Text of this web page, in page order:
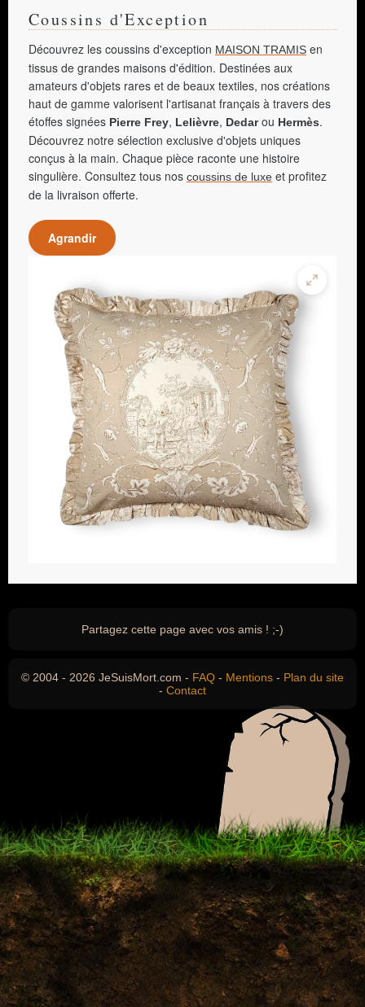
Coussins d'Exception
Découvrez les coussins d'exception MAISON TRAMIS en
tissus de grandes maisons d'édition. Destinées aux
amateurs d'objets rares et de beaux textiles, nos créations
haut de gamme valorisent l'artisanat français à travers des
étoffes signées Pierre Frey, Lelièvre, Dedarou Hermès.
Découvrez notre sélection exclusive d'objets uniques
conçus à la main. Chaque pièce raconte une histoire
singulière. Consultez tous nos coussins de luxe et profitez
de la livraison offerte.
Agrandir
Partagez cette page avec vos amis ! ;-)
© 2004 - 2026 JeSuisMort.com - FAQ - Mentions - Plan du site
- Contact